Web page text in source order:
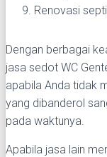
Renovasi
Dengan berbagai
jasa sedot WC
apabila Anda tidak
yang dibanderol
pada waktunya.
Apabila jasa lain